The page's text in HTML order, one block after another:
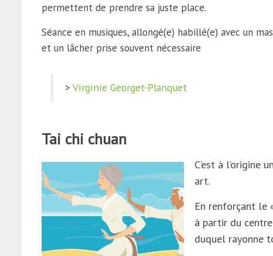
permettent de prendre sa juste place.
Séance en musiques, allongé(e) habillé(e) avec un
et un lâcher prise souvent nécessaire
> Virginie Georget-Planquet
Tai chi chuan
C’est à
art.
En renforçant le
à partir du
duquel rayonne